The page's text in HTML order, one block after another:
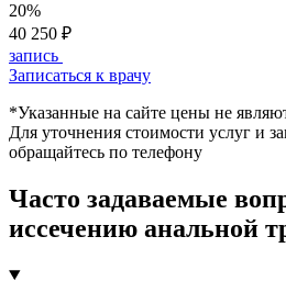
20%
40 250 ₽
запись
Записаться к врачу
*Указанные на сайте цены не
Для уточнения стоимости услуг и
обращайтесь по телефону
Часто задаваемые
иссечению анальной